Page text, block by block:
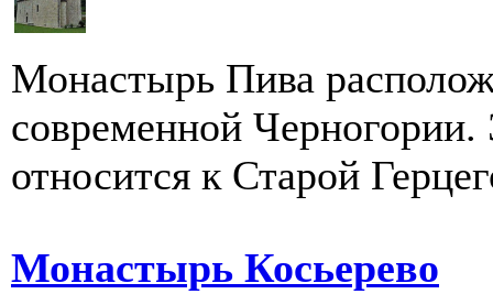
Монастырь Пива
современной Черногории.
относится к Старой
Монастырь Косьерево